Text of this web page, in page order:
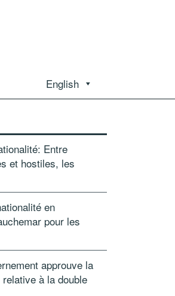
English
Entre
et hostiles, les
en
pour les
approuve la
à la double